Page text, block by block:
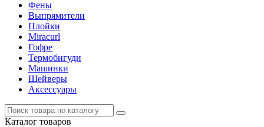
Фены
Выпрямители
Плойки
Miracurl
Гофре
Термобигуди
Машинки
Шейверы
Аксессуары
Каталог товаров